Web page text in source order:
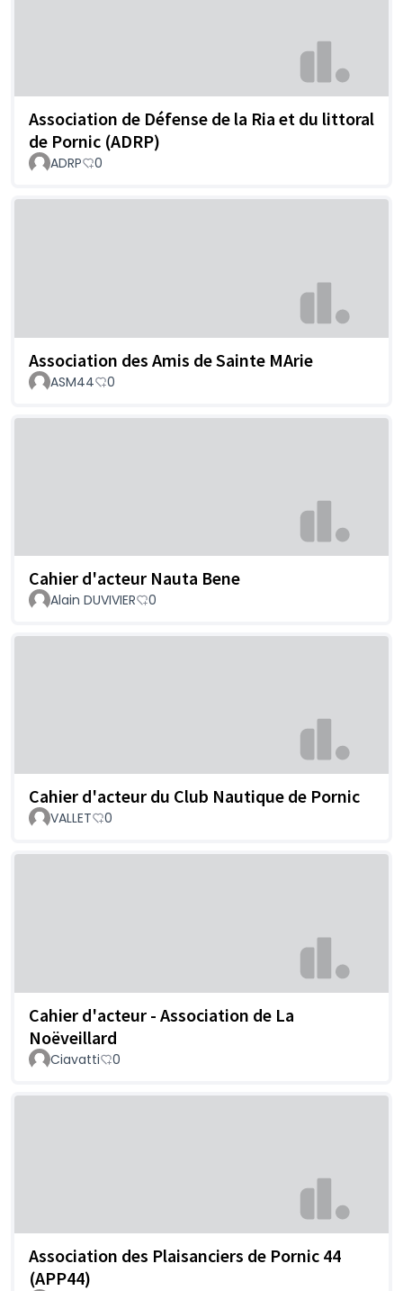
Association de Défense de la Ria et du littoral
de Pornic (ADRP)
ADRP 0
Association des Amis de Sainte MArie
ASM44 0
Cahier d'acteur Nauta Bene
Alain DUVIVIER 0
Cahier d'acteur du Club Nautique de Pornic
VALLET 0
Cahier d'acteur - Association de La
Noëveillard
Ciavatti 0
Association des Plaisanciers de Pornic 44
(APP44)